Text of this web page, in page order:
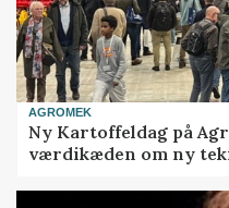
AGROMEK
Ny Kartoffeldag på
værdikæden om ny